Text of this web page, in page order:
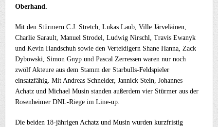
Oberhand.
Mit den Stürmern C.J. Stretch, Lukas Laub, Ville Järveläinen,
Charlie Sarault, Manuel Strodel, Ludwig Nirschl, Travis Ewanyk
und Kevin Handschuh sowie den Verteidigern Shane Hanna, Zack
Dybowski, Simon Gnyp und Pascal Zerressen waren nur noch
zwölf Akteure aus dem Stamm der Starbulls-Feldspieler
einsatzfähig. Mit Andreas Schneider, Jannick Stein, Johannes
Achatz und Michael Musin standen außerdem vier Stürmer aus der
Rosenheimer DNL-Riege im Line-up.
Die beiden 18-jährigen Achatz und Musin wurden kurzfristig